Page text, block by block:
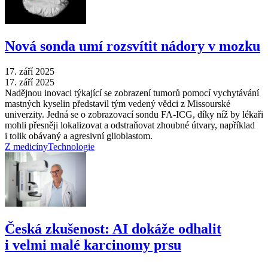
Nová sonda umí rozsvítit nádory v mozku
17. září 2025
17. září 2025
Nadějnou inovaci týkající se zobrazení tumorů pomocí vychytávání
mastných kyselin představil tým vedený vědci z Missourské
univerzity. Jedná se o zobrazovací sondu FA-ICG, díky níž by lékaři
mohli přesněji lokalizovat a odstraňovat zhoubné útvary, například
i tolik obávaný a agresivní glioblastom.
Z medicínyTechnologie
Česká zkušenost: AI dokáže odhalit
i velmi malé karcinomy prsu